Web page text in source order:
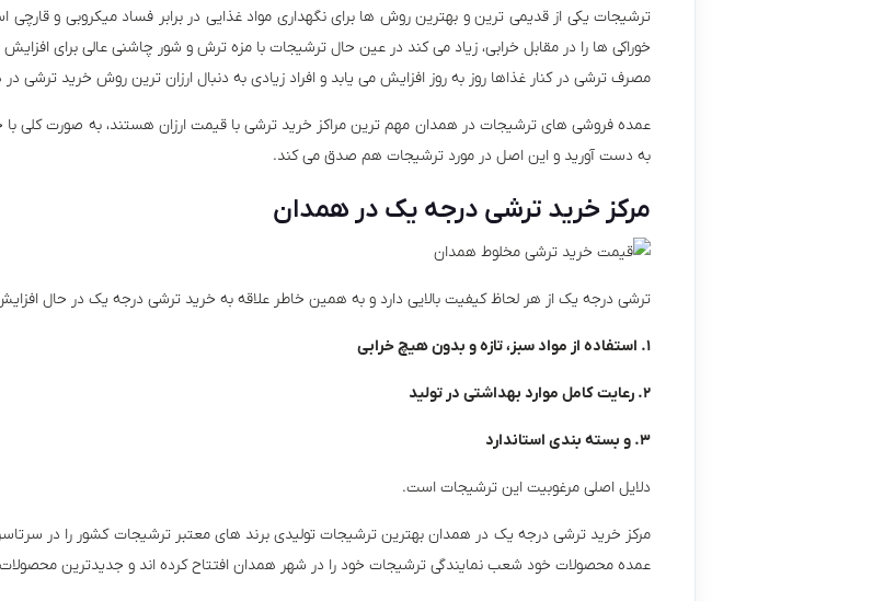
ترشیجات یکی از قدیمی ترین و بهترین روش ها برای نگهداری مواد غذایی در برابر فساد میکروبی و
خوراکی ها را در مقابل خرابی، زیاد می کند در عین حال ترشیجات با مزه ترش و شور چاشنی عالی برای
مصرف ترشی در کنار غذاها روز به روز افزایش می یابد و افراد زیادی به دنبال ارزان ترین روش خرید ترشی
عمده فروشی های ترشیجات در همدان مهم ترین مراکز خرید ترشی با قیمت ارزان هستند، به صورت کلی با
به دست آورید و این اصل در مورد ترشیجات هم صدق می کند.
مرکز خرید ترشی درجه یک در همدان
ترشی درجه یک از هر لحاظ کیفیت بالایی دارد و به همین خاطر علاقه به خرید ترشی درجه یک در حال
۱. استفاده از مواد سبز، تازه و بدون هیچ خرابی
۲. رعایت کامل موارد بهداشتی در تولید
۳. و بسته بندی استاندارد
دلایل اصلی مرغوبیت این ترشیجات است.
مرکز خرید ترشی درجه یک در همدان بهترین ترشیجات تولیدی برند های معتبر ترشیجات کشور را در
عمده محصولات خود شعب نمایندگی ترشیجات خود را در شهر همدان افتتاح کرده اند و جدیدترین